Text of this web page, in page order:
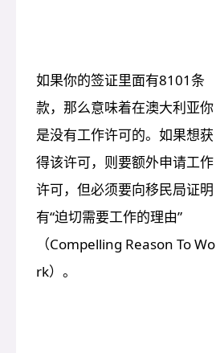
如果你的签证里面有8101条
款，那么意味着在澳大利亚你
是没有工作许可的。如果想获
得该许可，则要额外申请工作
许可，但必须要向移民局证明
有“迫切需要工作的理由”
（Compelling Reason To Wo
rk）。